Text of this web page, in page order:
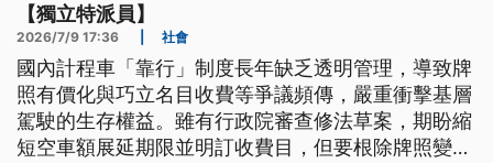
【獨立特派員】
2026/7/9 17:36 社會
國內計程車「靠行」制度長年缺乏透明管理，導致牌
照有價化與巧立名目收費等爭議頻傳，嚴重衝擊基層
駕駛的生存權益。雖有行政院審查修法草案，期盼縮
短空車額展延期限並明訂收費目，但要根除牌照變相